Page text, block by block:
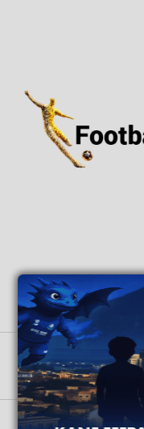
ΑΡΧΙΚΗ ΕΙΔΗΣΕΙΣ
Copyright © 2026 All